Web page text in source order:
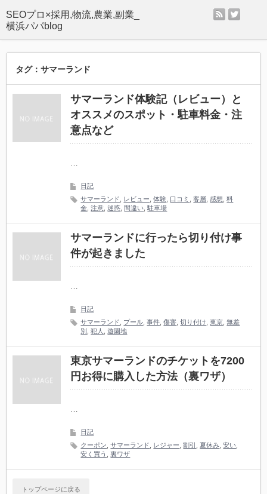
SEOプロ×採用,物流,農業,副業_
横浜パパblog
rss
タグ：サマーランド
サマーランド体験記（レビュー）と
オススメのスポット・駐車料金・注
意点など
…
日記
サマーランド
レビュー ,体験 口コミ ,客層 ,感想 ,料
金 ,注意 ,迷惑 間違い ,駐車場
サマーランドに行ったら切り付け事
件が起きました
…
日記
サマーランド
プール ,事件 ,傷害 ,切り付け ,東京 ,無差
別 ,犯人 ,遊園地
東京サマーランドのチケットを7200
円お得に購入した方法（裏ワザ）
…
日記
クーポン ,サマーランド レジャー ,割引 ,夏休み ,安い
安く買う
,裏ワザ
トップページに戻る